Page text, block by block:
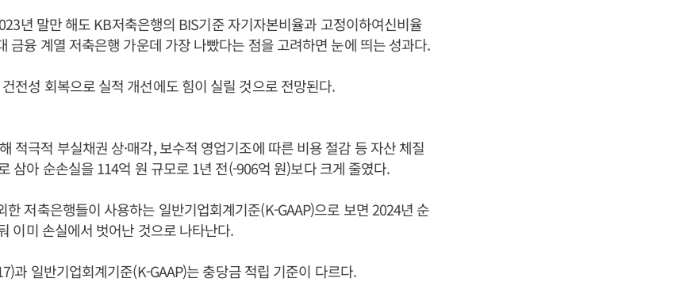
년 말만 해도 KB저축은행의 BIS기준 자기자본비율과 고정이하여신비율
금융 계열 저축은행 가운데 가장 나빴다는 점을 고려하면 눈에 띄는 성과다.
전성 회복으로 실적 개선에도 힘이 실릴 것으로 전망된다.
적극적 부실채권 상·매각, 보수적 영업기조에 따른 비용 절감 등 자산 체질
삼아 순손실을 114억 원 규모로 1년 전(-906억 원)보다 크게 줄였다.
한 저축은행들이 사용하는 일반기업회계기준(K-GAAP)으로 보면 2024년 순
이미 손실에서 벗어난 것으로 나타난다.
과 일반기업회계기준(K-GAAP)는 충당금 적립 기준이 다르다.